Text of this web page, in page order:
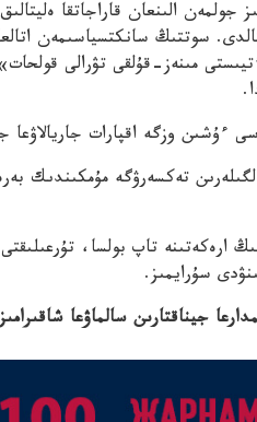
جولمەن الىنعان قاراجاتقا
سوتتىڭ سانكتسياسىمەن
مىنەز-قۇلقى تۋرالى قولحات»
ارەكەتىنە تاپ بولسا،
سۇرايمىز.
جيناقتارىن سالماۋعا شاقىرامىز